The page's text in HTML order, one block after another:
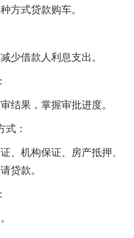
方式贷款购车。
少借款人利息支出。
结果，掌握审批进度。
式：
、机构保证、房产抵押、
贷款。